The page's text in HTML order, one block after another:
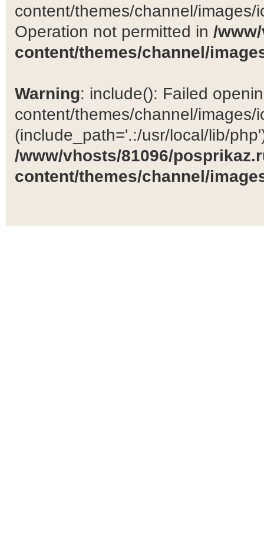
content/themes/channel/
Operation not permitted in /
content/themes/channel/
Warning: include(): Failed
content/themes/channel/images/
(include_path='.:/usr/local/lib/
/www/vhosts/81096/
content/themes/channel/